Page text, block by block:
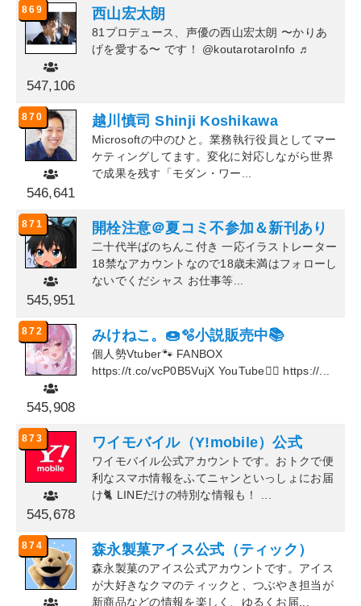
869
547,106
西山宏太朗
81プロデュース、声優の西山宏太朗 〜かりあ
げを愛する〜 です！ @koutarotaroInfo ♬
870
546,641
越川慎司 Shinji Koshikawa
Microsoftの中のひと。業務執行役員としてマー
ケティングしてます。変化に対応しながら世界
で成果を残す「モダン・ワー...
871
545,951
開栓注意＠夏コミ不参加＆新刊あり
二十代半ばのちんこ付き 一応イラストレーター
18禁なアカウントなので18歳未満はフォローし
ないでくだシャス お仕事等...
872
545,908
みけねこ。🍩🫧小説販売中📚
個人勢Vtuber🐾 FANBOX
https://t.co/vcP0B5VujX YouTube▸⃞ https://...
873
545,678
ワイモバイル（Y!mobile）公式
ワイモバイル公式アカウントです。おトクで便
利なスマホ情報をふてニャンといっしょにお届
け🐈 LINEだけの特別な情報も！ ...
874 森永製菓アイス公式（ティック）
森永製菓のアイス公式アカウントです。アイス
が大好きなクマのティックと、つぶやき担当が
新商品などの情報を楽しく、ゆるくお届...